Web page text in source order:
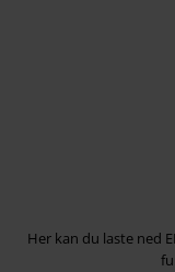
Her kan du laste ned